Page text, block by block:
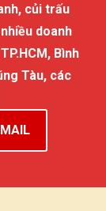
củi trấu
doanh
Bình
Tàu, các